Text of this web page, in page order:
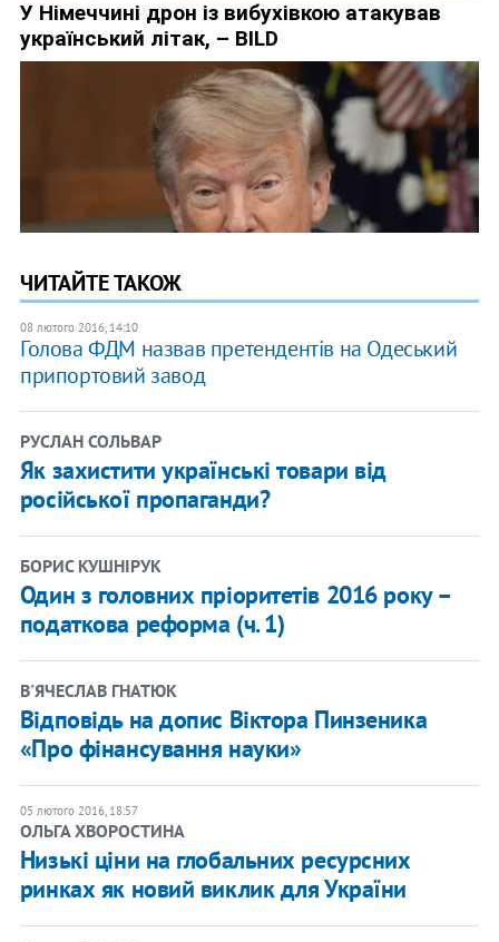
ЧИТАЙТЕ ТАКОЖ
08 лютого 2016, 14:10
Голова ФДМ назвав претендентів на Одеський
припортовий завод
РУСЛАН СОЛЬВАР
Як захистити українські товари від
російської пропаганди?
БОРИС КУШНІРУК
Один з головних пріоритетів 2016 року –
податкова реформа (ч. 1)
В'ЯЧЕСЛАВ ГНАТЮК
Відповідь на допис Віктора Пинзеника
«Про фінансування науки»
05 лютого 2016, 18:57
ОЛЬГА ХВОРОСТИНА
Низькі ціни на глобальних ресурсних
ринках як новий виклик для України